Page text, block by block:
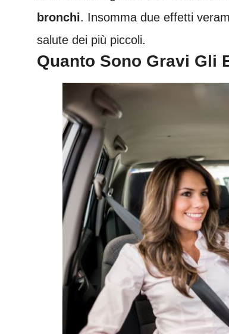
bronchi. Insomma due effetti
salute dei più piccoli.
Quanto Sono Gravi Gli